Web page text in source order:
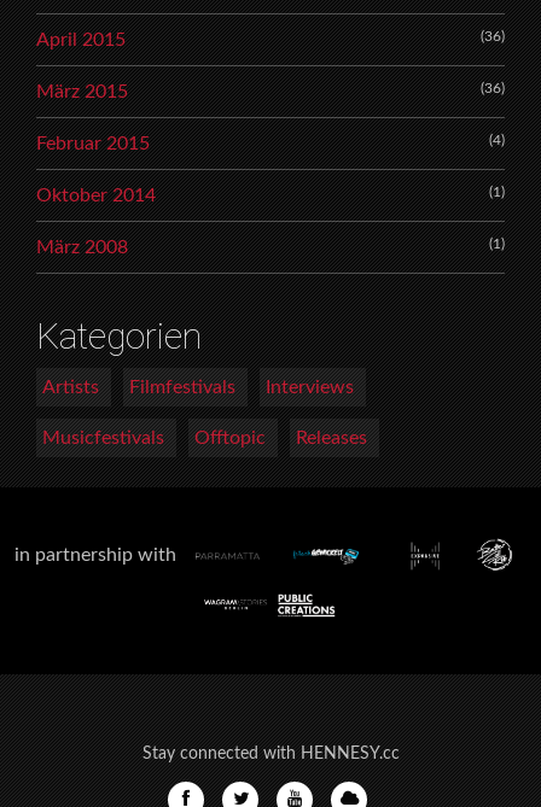
April 2015 (36)
März 2015 (36)
Februar 2015 (4)
Oktober 2014 (1)
März 2008 (1)
Kategorien
Artists Filmfestivals Interviews
Musicfestivals Offtopic Releases
in partnership with
Stay connected with HENNESY.cc